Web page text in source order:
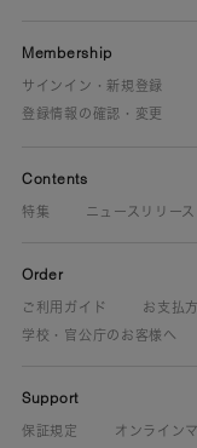
Membership
サインイン・新規登録
登録情報の確認・変更
Contents
特集 ニュースリリース
Order
ご利用ガイド お支払
学校・官公庁のお客様へ
Support
保証規定 オンライン